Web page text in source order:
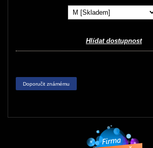
Hlídat dostupnost
Doporučit známému